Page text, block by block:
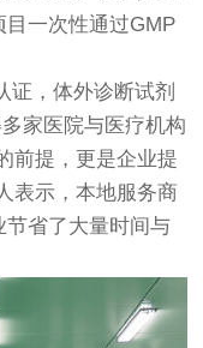
一次性通过GMP
证，体外诊断试剂
家医院与医疗机构
前提，更是企业提
表示，本地服务商
节省了大量时间与